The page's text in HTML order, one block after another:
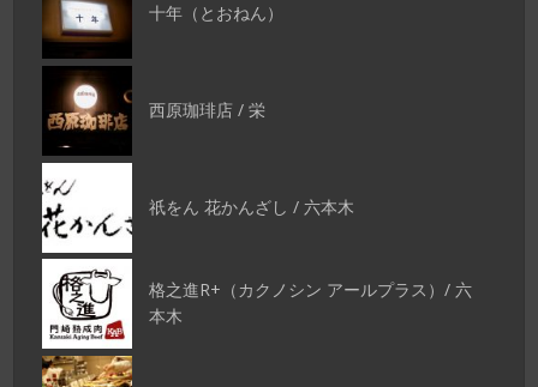
十年（とおねん）
西原珈琲店 / 栄
祇をん 花かんざし / 六本木
格之進R+（カクノシン アールプラス）/ 六
本木